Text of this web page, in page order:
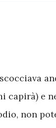
capirà) e
non